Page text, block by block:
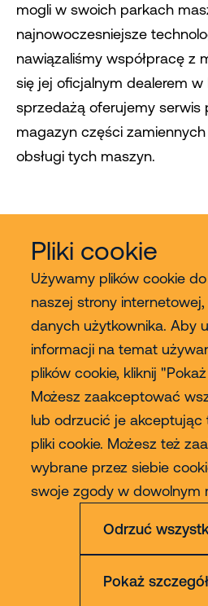
Pliki cookie
Używamy plików cookie
naszej strony
danych użytkownika. Aby
informacji na temat
plików cookie, kliknij
Możesz zaakceptować
lub odrzucić je akceptując
pliki cookie. Możesz też
wybrane przez siebie
swoje zgody w dowolnym
Odrzuć
Pokaż
mogli w swoich parkach
najnowoczesniejsze
nawiązaliśmy współpracę z
się jej oficjalnym dealerem w
sprzedażą oferujemy serwis
magazyn części
obsługi tych maszyn.
Usługi
Sprzedaż
Contact
Więcej